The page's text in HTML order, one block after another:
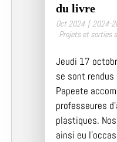
du livre
Oct 2024 | 2024-
Projets et sorties
Jeudi 17
se sont rendus
Papeete
professeures
plastiques.
ainsi eu